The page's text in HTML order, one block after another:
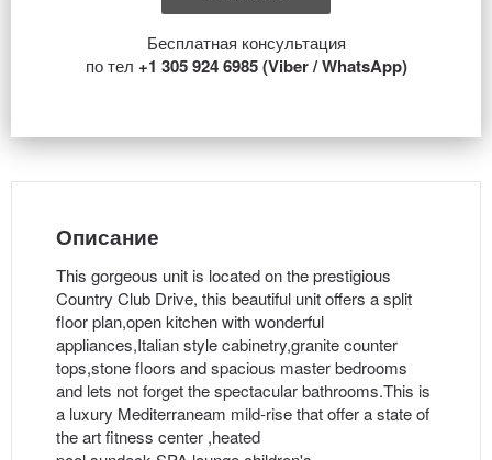
Бесплатная консультация
по тел +1 305 924 6985 (Viber / WhatsApp)
Описание
This gorgeous unit is located on the prestigious
Country Club Drive, this beautiful unit offers a split
floor plan,open kitchen with wonderful
appliances,Italian style cabinetry,granite counter
tops,stone floors and spacious master bedrooms
and lets not forget the spectacular bathrooms.This is
a luxury Mediterraneam mild-rise that offer a state of
the art fitness center ,heated